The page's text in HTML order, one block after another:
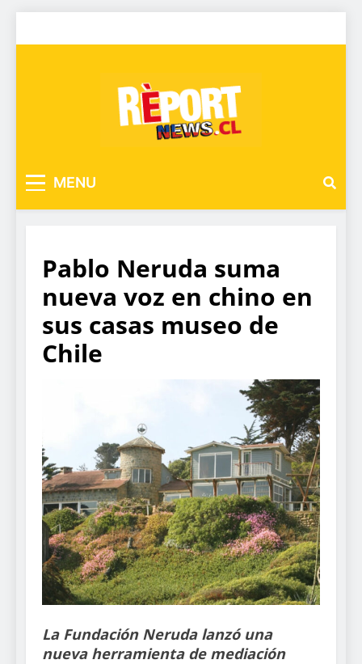
MENU
Pablo Neruda suma
nueva voz en chino en
sus casas museo de
Chile
La Fundación Neruda lanzó una
nueva herramienta de mediación